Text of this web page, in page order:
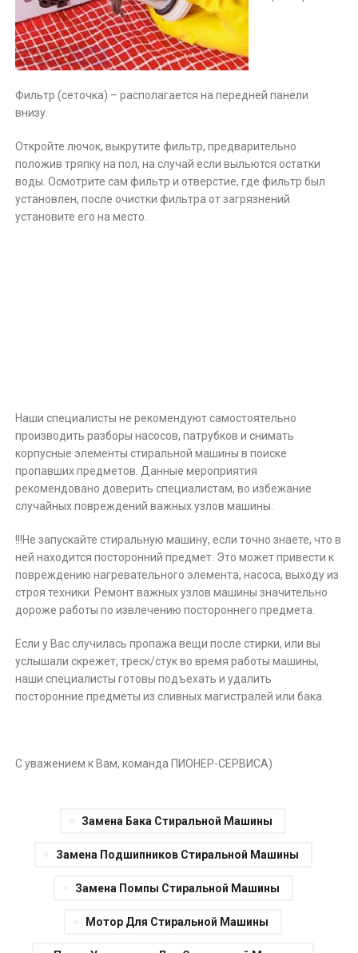
Фильтр (сеточка) – располагается на передней панели
внизу.
Откройте лючок, выкрутите фильтр, предварительно
положив тряпку на пол, на случай если выльются остатки
воды. Осмотрите сам фильтр и отверстие, где фильтр был
установлен, после очистки фильтра от загрязнений
установите его на место.
Наши специалисты не рекомендуют самостоятельно
производить разборы насосов, патрубков и снимать
корпусные элементы стиральной машины в поиске
пропавших предметов. Данные мероприятия
рекомендовано доверить специалистам, во избежание
случайных повреждений важных узлов машины.
!!!Не запускайте стиральную машину, если точно знаете, что в
ней находится посторонний предмет. Это может привести к
повреждению нагревательного элемента, насоса, выходу из
строя техники. Ремонт важных узлов машины значительно
дороже работы по извлечению постороннего предмета.
Если у Вас случилась пропажа вещи после стирки, или вы
услышали скрежет, треск/стук во время работы машины,
наши специалисты готовы подъехать и удалить
посторонние предметы из сливных магистралей или бака.
С уважением к Вам, команда ПИОНЕР-СЕРВИСА)
Замена Бака Стиральной Машины
Замена Подшипников Стиральной Машины
Замена Помпы Стиральной Машины
Мотор Для Стиральной Машины